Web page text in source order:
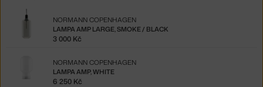
LAMPA AMP LARGE, SMOKE / BLACK
NORMANN COPENHAGEN
3 000 Kč
LAMPA AMP, WHITE
NORMANN COPENHAGEN
6 250 Kč